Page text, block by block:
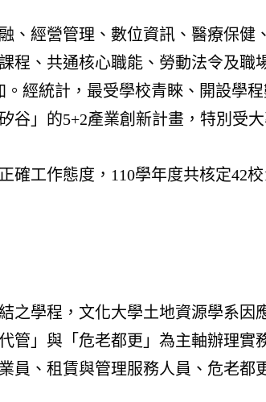
經營管理、數位資訊、醫療保健
、共通核心職能、勞動法令及職
經統計，最受學校青睞、開設學
」的5+2產業創新計畫，特別受
工作態度，110學年度共核定42
學程，文化大學土地資源學系因
」與「危老都更」為主軸辦理實
、租賃與管理服務人員、危老都